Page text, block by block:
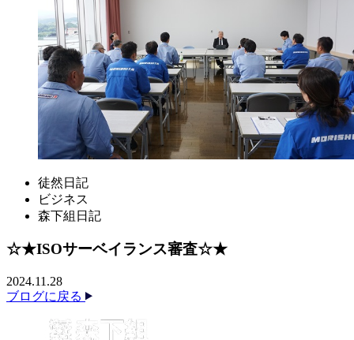
徒然日記
ビジネス
森下組日記
☆★ISOサーベイランス審査☆★
2024.11.28
ブログに戻る